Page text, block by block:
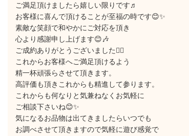
ご満足頂けましたら嬉しい限りです♬
お客様に喜んで頂けることが至福の時です😊✨
素敵な笑顔で和やかにご対応を頂き
心より感謝申し上げます😊🎶
ご成約ありがとうございました🙇‍♂️
これからお客様へご満足頂けるよう
精一杯頑張らさせて頂きます。
高評価も頂きこれからも精進して参ります。
これからも何なりと気兼ねなくお気軽に
ご相談下さいね😊✨
気になるお品物は出てきましたらいつでも
お調べさせて頂きますので気軽に遊び感覚で